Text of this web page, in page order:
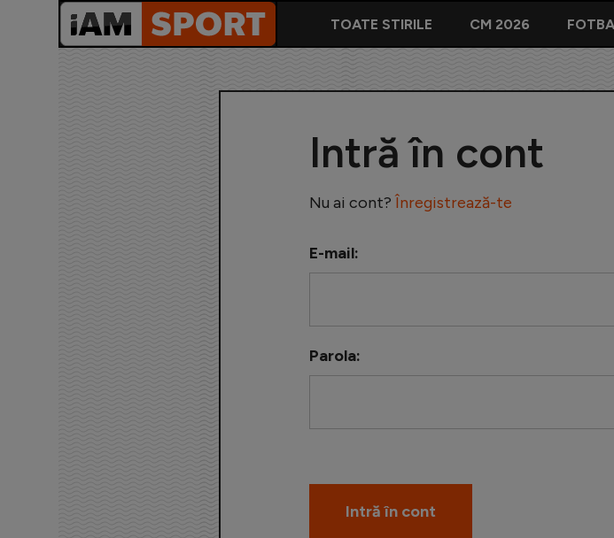
TOATE STIRILE CM 2026
Intră în cont
Nu ai cont? Înregistrează-te
E-mail:
Parola: